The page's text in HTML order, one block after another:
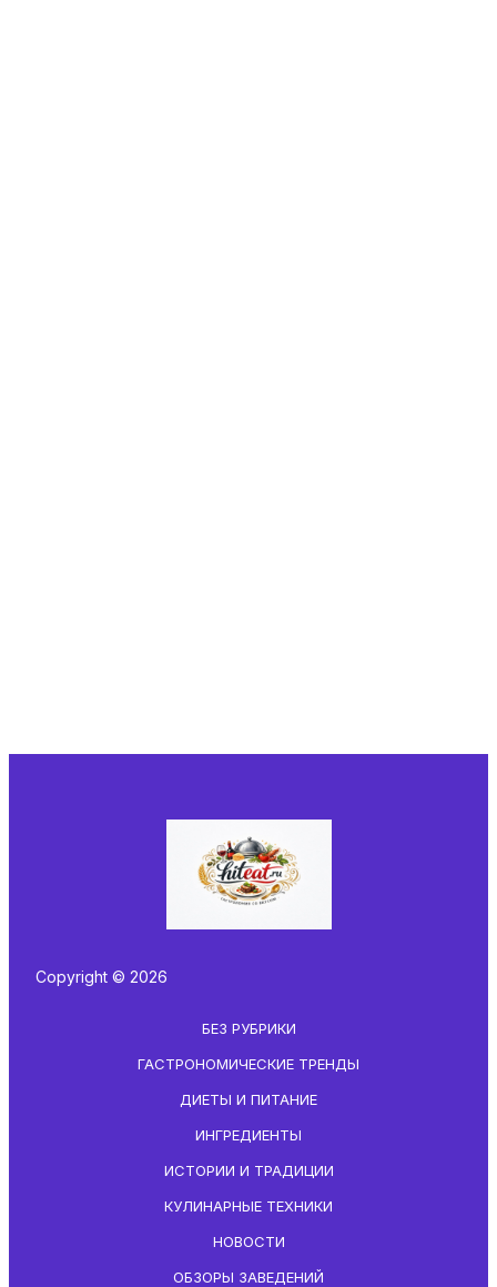
Copyright © 2026
БЕЗ РУБРИКИ
ГАСТРОНОМИЧЕСКИЕ ТРЕНДЫ
ДИЕТЫ И ПИТАНИЕ
ИНГРЕДИЕНТЫ
ИСТОРИИ И ТРАДИЦИИ
КУЛИНАРНЫЕ ТЕХНИКИ
НОВОСТИ
ОБЗОРЫ ЗАВЕДЕНИЙ